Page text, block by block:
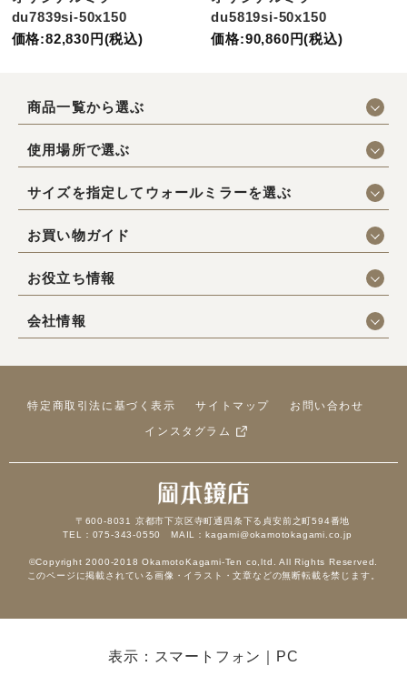
du7839si-50x150
価格:82,830円(税込)
du5819si-50x150
価格:90,860円(税込)
商品一覧から選ぶ
使用場所で選ぶ
サイズを指定してウォールミラーを選ぶ
お買い物ガイド
お役立ち情報
会社情報
特定商取引法に基づく表示 サイトマップ
お問い合わせ
インスタグラム
〒600-8031 京都市下京区寺町通四条下る貞安前之町594番地
TEL：075-343-0550 MAIL：kagami@okamotokagami.co.jp
©Copyright 2000-2018 OkamotoKagami-Ten co,ltd. All Rights Reserved.
このページに掲載されている画像・イラスト・文章などの無断転載を禁じます。
表示：スマートフォン｜ PC